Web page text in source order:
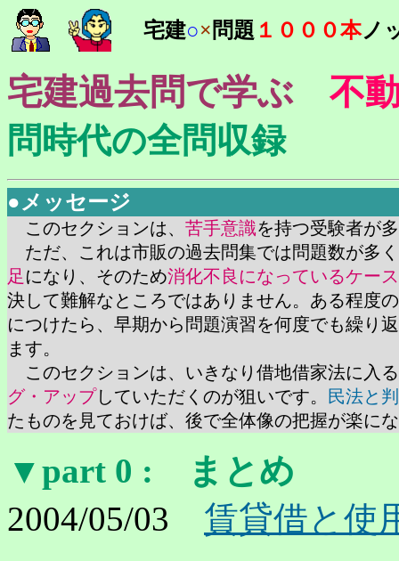
宅建○× 問題 １０００本ノ
宅建過去問で学ぶ 不
問時代の全問収録
●メッセージ
このセクションは、 苦手意識を持つ受験者が
ただ、これは市販の過去問集では問題数が多
足 になり、そのため消化不良になっているケース
決して難解なところではありません。ある程度
につけたら、早期から問題演習を何度でも繰り
ます。
このセクションは、いきなり借地借家法に入
グ・アップしていただくのが狙いです。
民法と
たものを見ておけば、後で全体像の把握が楽に
▼part 0 : まとめ
2004/05/03 賃貸借と使